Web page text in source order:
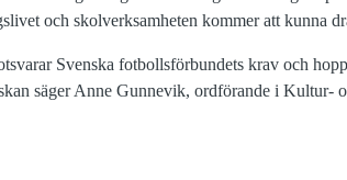
och skolverksamheten kommer att kunna
Svenska fotbollsförbundets krav och
säger Anne Gunnevik, ordförande i Kultur-